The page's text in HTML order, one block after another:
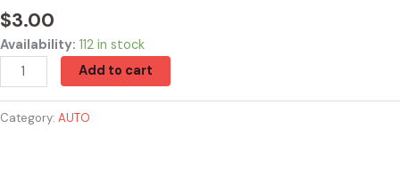
$3.00
Availability: 112 in stock
Add to cart
Category: AUTO